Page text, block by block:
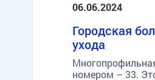
06.06.2024
Городская
ухода
номером – 33.